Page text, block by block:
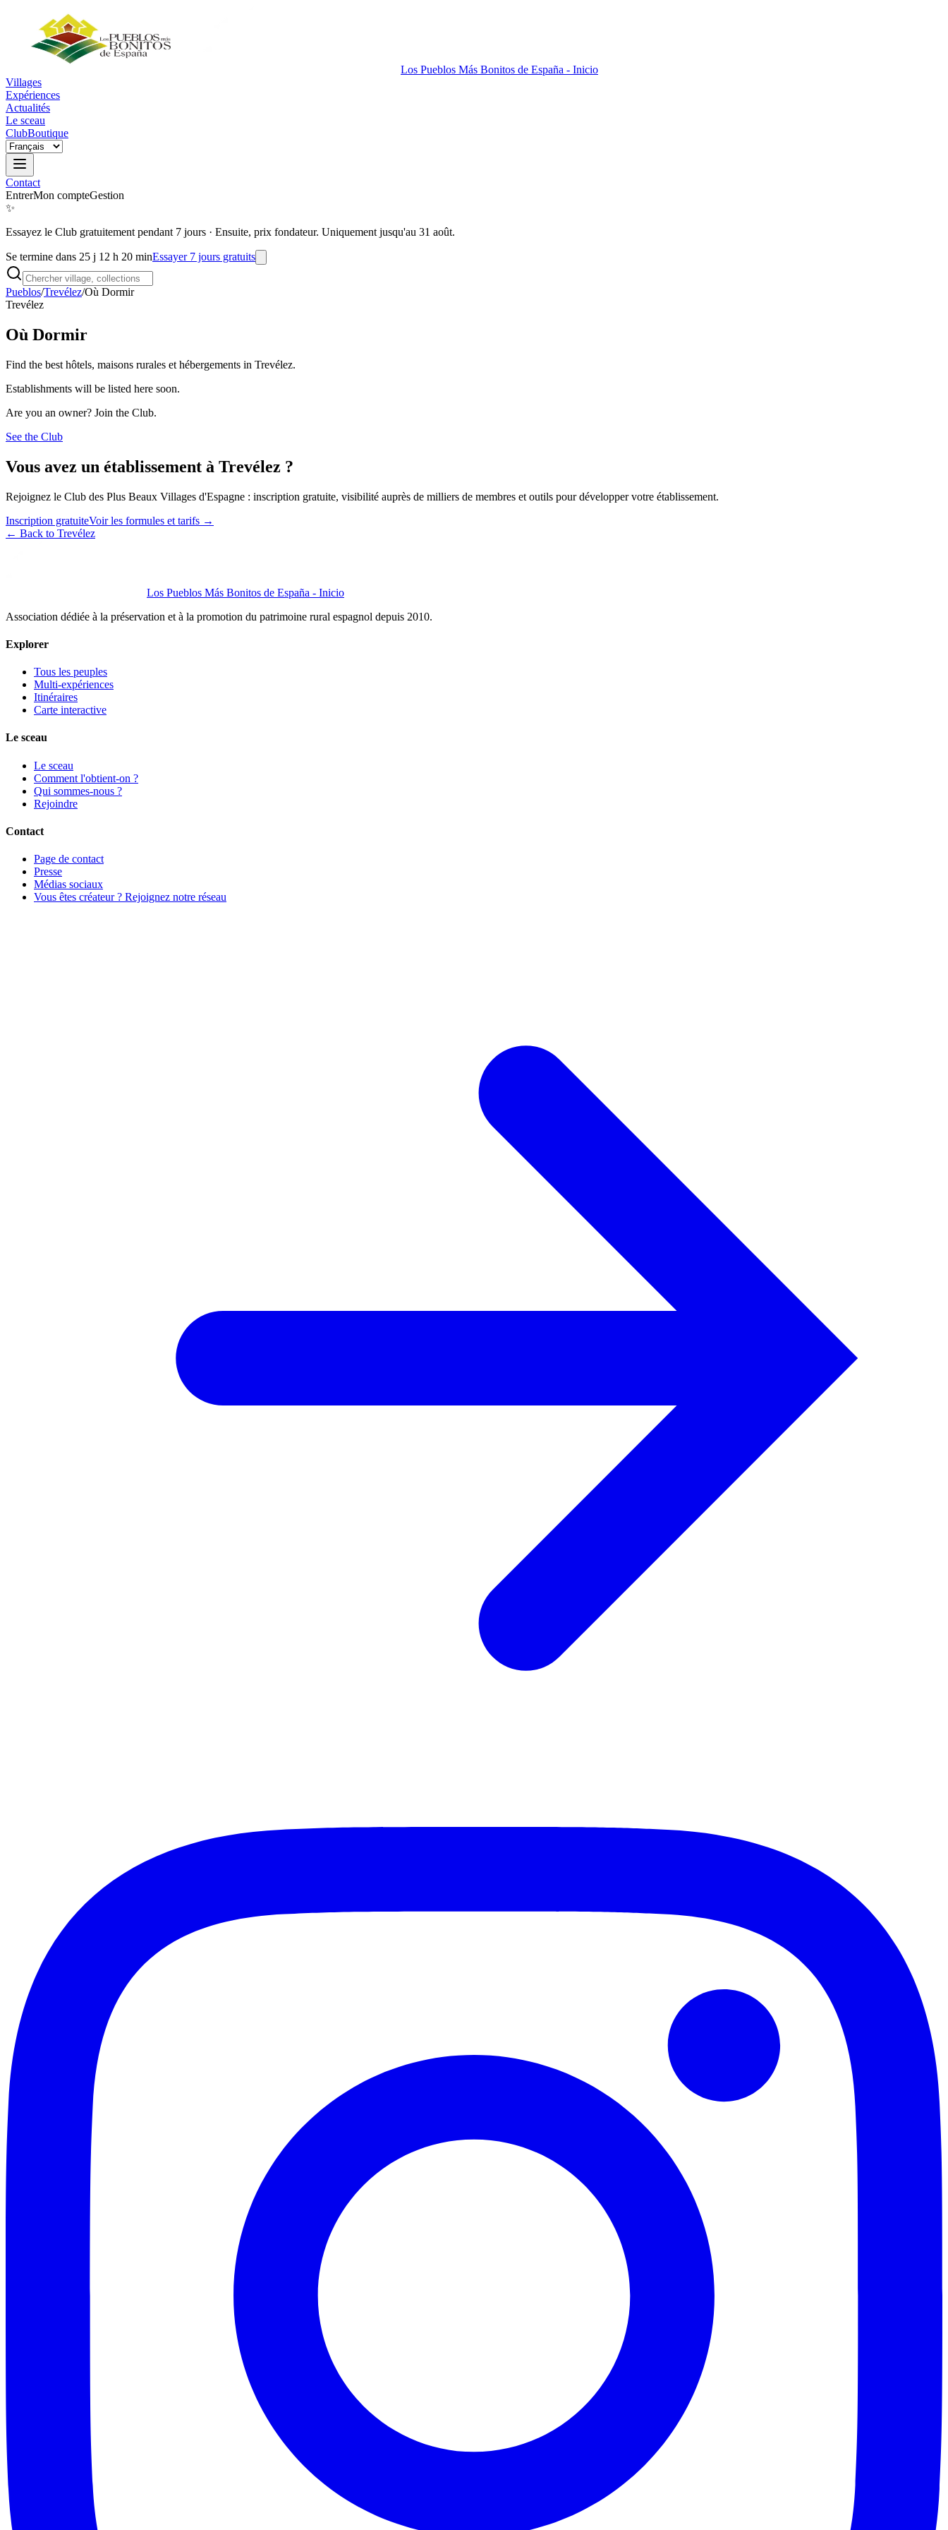
Los Pueblos Más Bonitos de España - Inicio
Villages
Expériences
Actualités
Le sceau
ClubBoutique
Contact
EntrerMon compteGestion
✨
Essayez le Club gratuitement pendant 7 jours · Ensuite, prix fondateur. Uniquement jusqu'au 31 août.
Se termine dans 25 j 12 h 20 minEssayer 7 jours gratuits
Pueblos/Trevélez/Où Dormir
Trevélez
Où Dormir
Find the best hôtels, maisons rurales et hébergements in Trevélez.
Establishments will be listed here soon.
Are you an owner? Join the Club.
See the Club
Vous avez un établissement à Trevélez ?
Rejoignez le Club des Plus Beaux Villages d'Espagne : inscription gratuite, visibilité auprès de milliers de membres et outils pour développer votre établissement.
Inscription gratuiteVoir les formules et tarifs →
← Back to Trevélez
Los Pueblos Más Bonitos de España - Inicio
Association dédiée à la préservation et à la promotion du patrimoine rural espagnol depuis 2010.
Explorer
Tous les peuples
Multi-expériences
Itinéraires
Carte interactive
Le sceau
Le sceau
Comment l'obtient-on ?
Qui sommes-nous ?
Rejoindre
Contact
Page de contact
Presse
Médias sociaux
Vous êtes créateur ? Rejoignez notre réseau